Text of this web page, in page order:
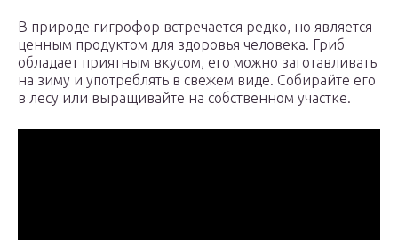
В природе гигрофор встречается редко, но является
ценным продуктом для здоровья человека. Гриб
обладает приятным вкусом, его можно заготавливать
на зиму и употреблять в свежем виде. Собирайте его
в лесу или выращивайте на собственном участке.